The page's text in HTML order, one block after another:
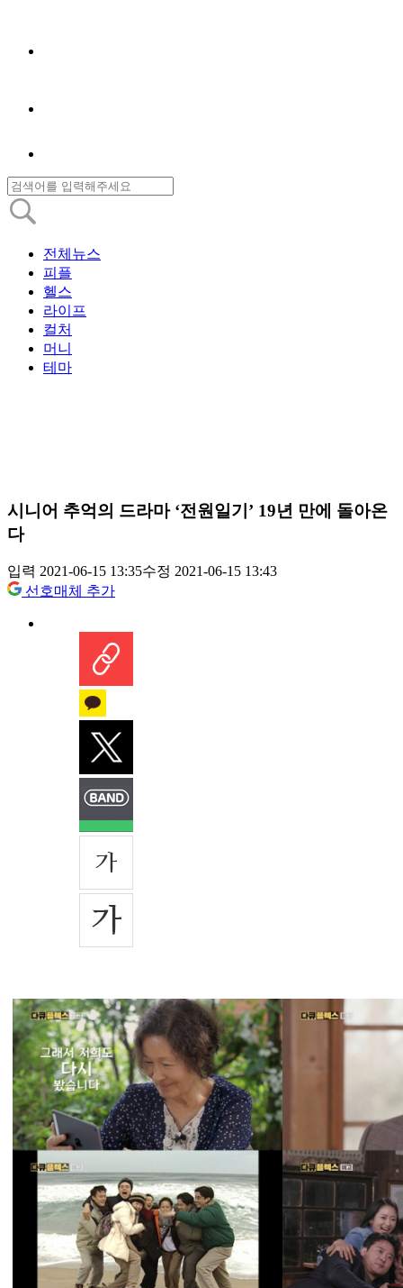
전체뉴스
피플
헬스
라이프
컬처
머니
테마
시니어 추억의 드라마 ‘전원일기’ 19년 만에 돌아온
다
입력 2021-06-15 13:35수정 2021-06-15 13:43
선호매체 추가